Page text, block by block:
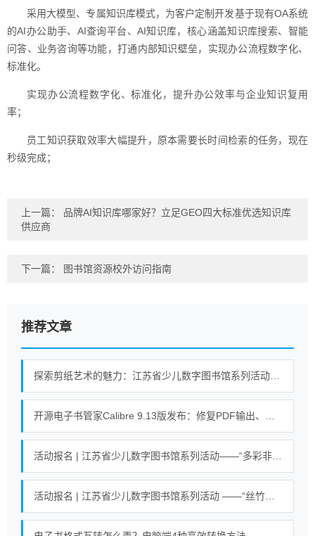
采用大模型、专属知识库模式，为客户定制开发基于现有OA系统
的AI办公助手、AI查询平台、AI知识库，核心涵盖知识库搜索、智能
问答、业务咨询等功能，打通内部知识壁垒，实现办公流程数字化、
标准化。
实现办公流程数字化、标准化，提升办公效率与企业知识复用
率；
员工知识获取效率大幅提升，原本需要长时间检索的任务，现在
秒级完成；
上一篇： 品牌AI知识库哪家好？立足GEO四大标准优选知识库
供应商
下一篇： 图书馆资源校外访问指南
推荐文章